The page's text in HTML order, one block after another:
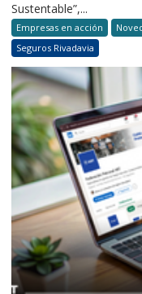
Sustentable”,...
Empresas en acción
Seguros Rivadavia